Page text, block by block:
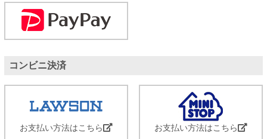
コンビニ決済
お支払い方法はこちら お支払い方法はこちら